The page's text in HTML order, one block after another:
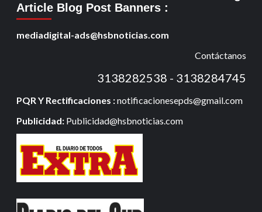
Article Blog Post Banners :
mediadigital-ads@hsbnoticias.com
Contáctanos
3138282538 - 3138284745
PQR Y Rectificaciones :notificacionesepds@gmail.com
Publicidad: Publicidad@hsbnoticias.com